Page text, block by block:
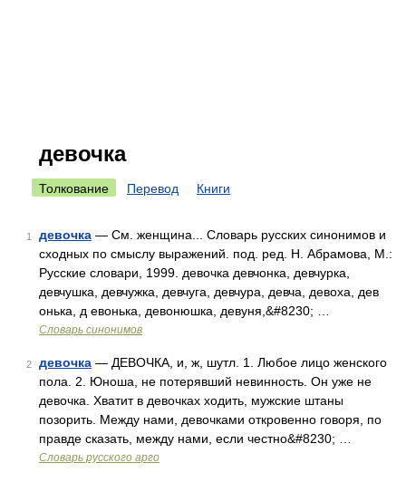
девочка
Толкование Перевод Книги
1 девочка — См. женщина... Словарь русских синонимов и
сходных по смыслу выражений. под. ред. Н. Абрамова, М.:
Русские словари, 1999. девочка девчонка, девчурка,
девчушка, девчужка, девчуга, девчура, девча, девоха, дев
онька, д евонька, девонюшка, девуня,&#8230; …
Словарь синонимов
2 девочка — ДЕВОЧКА, и, ж, шутл. 1. Любое лицо женского
пола. 2. Юноша, не потерявший невинность. Он уже не
девочка. Хватит в девочках ходить, мужские штаны
позорить. Между нами, девочками откровенно говоря, по
правде сказать, между нами, если честно&#8230; …
Словарь русского арго